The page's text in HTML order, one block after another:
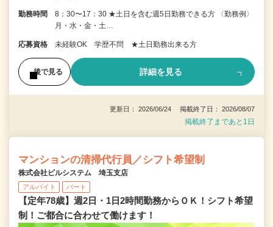
勤務時間
8：30〜17：30 ★土日を含む週5日勤務できる方 〈勤務例〉
月・水・金・土…
応募資格 未経験OK 学歴不問 ★土日勤務出来る方
後で見る 詳細を見る
更新日： 2026/06/24 掲載終了日： 2026/08/07
掲載終了まであと1日
マンションの清掃代行員／シフト希望制
株式会社ビルシステム 埼玉支店
アルバイト パート
【定年78歳】週2日・1日2時間勤務からＯＫ！シフト希望
制！ご都合に合わせて働けます！